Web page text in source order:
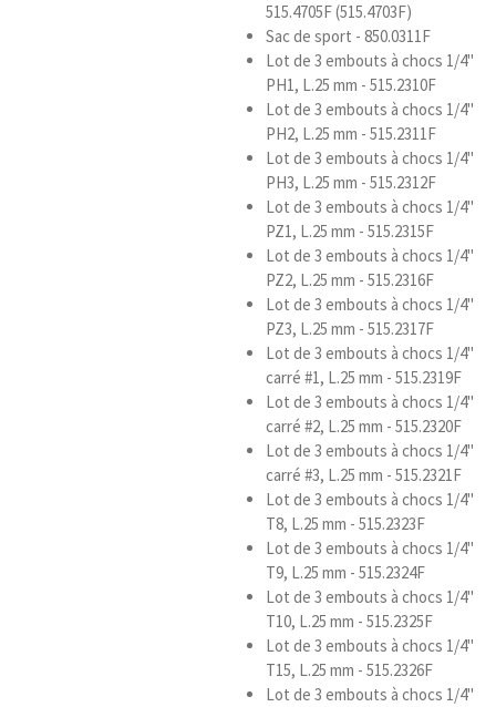
515.4705F (515.4703F)
Sac de sport - 850.0311F
Lot de 3 embouts à chocs 1/4''
PH1, L.25 mm - 515.2310F
Lot de 3 embouts à chocs 1/4''
PH2, L.25 mm - 515.2311F
Lot de 3 embouts à chocs 1/4''
PH3, L.25 mm - 515.2312F
Lot de 3 embouts à chocs 1/4''
PZ1, L.25 mm - 515.2315F
Lot de 3 embouts à chocs 1/4''
PZ2, L.25 mm - 515.2316F
Lot de 3 embouts à chocs 1/4''
PZ3, L.25 mm - 515.2317F
Lot de 3 embouts à chocs 1/4''
carré #1, L.25 mm - 515.2319F
Lot de 3 embouts à chocs 1/4''
carré #2, L.25 mm - 515.2320F
Lot de 3 embouts à chocs 1/4''
carré #3, L.25 mm - 515.2321F
Lot de 3 embouts à chocs 1/4''
T8, L.25 mm - 515.2323F
Lot de 3 embouts à chocs 1/4''
T9, L.25 mm - 515.2324F
Lot de 3 embouts à chocs 1/4''
T10, L.25 mm - 515.2325F
Lot de 3 embouts à chocs 1/4''
T15, L.25 mm - 515.2326F
Lot de 3 embouts à chocs 1/4''